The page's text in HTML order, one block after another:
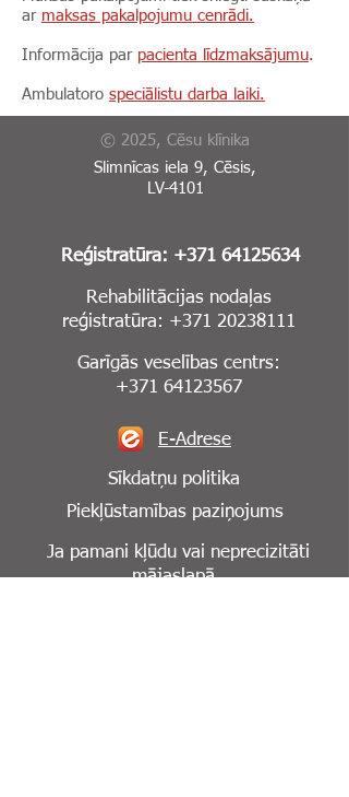
ar maksas pakalpojumu cenrādi.
Informācija par pacienta līdzmaksājumu.
Ambulatoro speciālistu darba laiki.
© 2025, Cēsu klīnika
Slimnīcas iela 9, Cēsis,
LV-4101
Reģistratūra: +371 64125634
Rehabilitācijas nodaļas
reģistratūra: +371 20238111
Garīgās veselības centrs:
+371 64123567
E-Adrese
Sīkdatņu politika
Piekļūstamības paziņojums
Ja pamani kļūdu vai neprecizitāti
mājaslapā,